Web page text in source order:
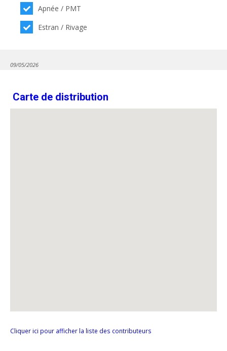
Apnée / PMT
Estran / Rivage
09/05/2026
Carte de distribution
Cliquer ici pour afficher la liste des contributeurs